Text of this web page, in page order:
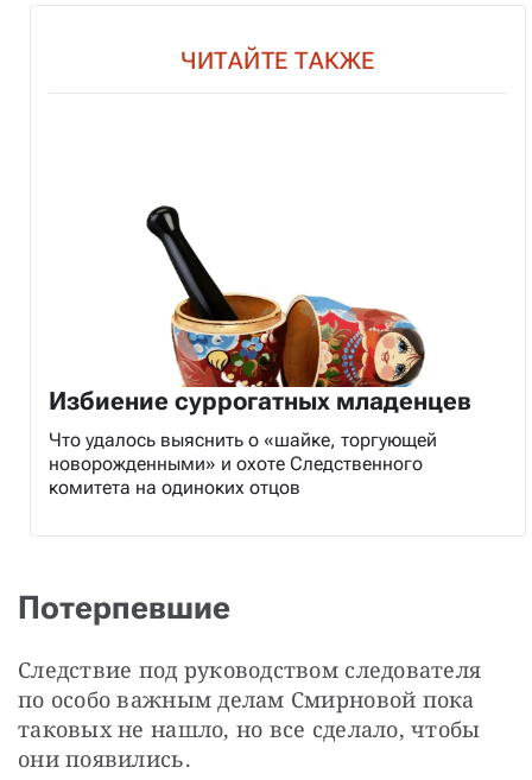
ЧИТАЙТЕ ТАКЖЕ
Избиение суррогатных младенцев
Что удалось выяснить о «шайке, торгующей
новорожденными» и охоте Следственного
комитета на одиноких отцов
Потерпевшие
Следствие под руководством следователя
по особо важным делам Смирновой пока
таковых не нашло, но все сделало, чтобы
они появились.